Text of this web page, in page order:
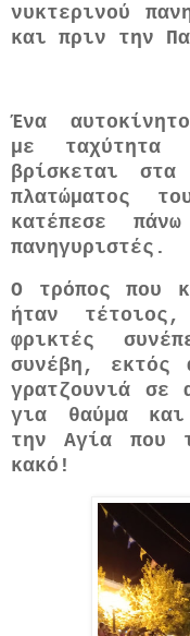
νυκτερινού
και πριν την
Ένα
με ταχύτητα
βρίσκεται
πλατώματος
κατέπεσε
πανηγυριστές.
Ο τρόπος που
ήταν
φρικτές
συνέβη, εκτός
γρατζουνιά σε
για θαύμα και
την Αγία που
κακό!